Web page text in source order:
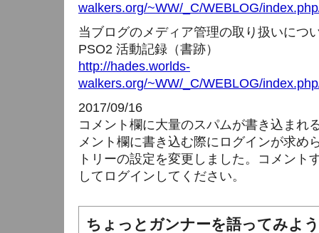
walkers.org/~WW/_C/WEBLOG/
当ブログのメディア管理の取り扱いにつ
PSO2 活動記録（書跡）
http://hades.worlds-
walkers.org/~WW/_C/WEBLOG/
2017/09/16
コメント欄に大量のスパムが書き込まれ
メント欄に書き込む際にログインが求め
トリーの設定を変更しました。コメント
してログインしてください。
ちょっとガンナーを語ってみよ